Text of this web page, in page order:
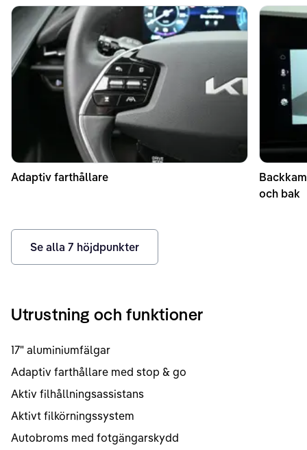
Adaptiv farthållare
och bak
Se alla 7 höjdpunkter
Utrustning och funktioner
17" aluminiumfälgar
Adaptiv farthållare med stop & go
Aktiv filhållningsassistans
Aktivt filkörningssystem
Autobroms med fotgängarskydd